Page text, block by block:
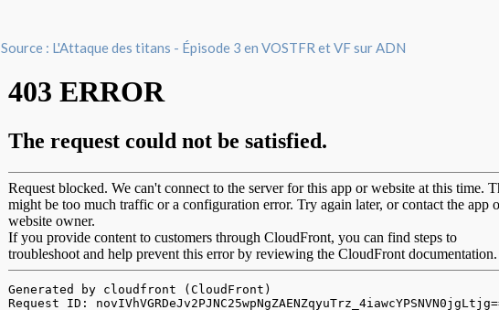
Source : L'Attaque des titans - Épisode 3 en VOSTFR et VF sur ADN